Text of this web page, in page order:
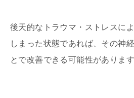
後天的なトラウマ・ストレスに
しまった状態であれば、その神
とで改善できる可能性があります